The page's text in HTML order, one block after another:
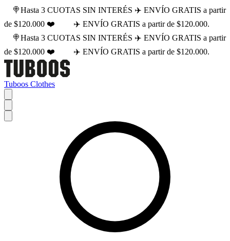
🍭Hasta 3 CUOTAS SIN INTERÉS ✈️ ENVÍO GRATIS a partir
de $120.000 ❤️
✈️ ENVÍO GRATIS a partir de $120.000.
🍭Hasta 3 CUOTAS SIN INTERÉS ✈️ ENVÍO GRATIS a partir
de $120.000 ❤️
✈️ ENVÍO GRATIS a partir de $120.000.
Tuboos Clothes